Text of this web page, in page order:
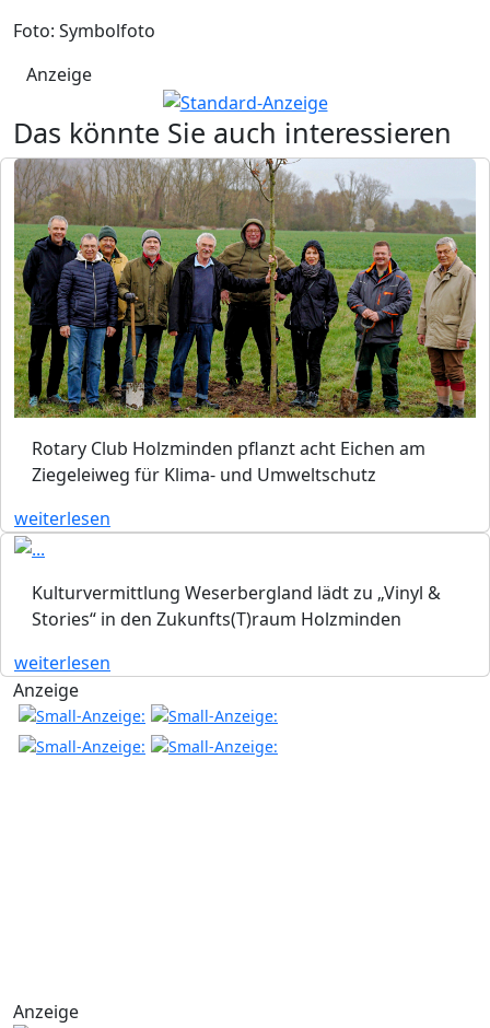
Foto: Symbolfoto
Anzeige
Das könnte Sie auch interessieren
Rotary Club Holzminden pflanzt acht Eichen am
Ziegeleiweg für Klima- und Umweltschutz
weiterlesen
Kulturvermittlung Weserbergland lädt zu „Vinyl &
Stories“ in den Zukunfts(T)raum Holzminden
weiterlesen
Anzeige
Anzeige